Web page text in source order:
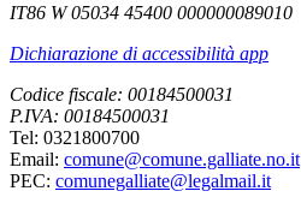
IT86 W 05034 45400 000000089010
Dichiarazione di accessibilità app
Codice fiscale: 00184500031
P.IVA: 00184500031
Tel: 0321800700
Email: comune@comune.galliate.no.it
PEC: comunegalliate@legalmail.it